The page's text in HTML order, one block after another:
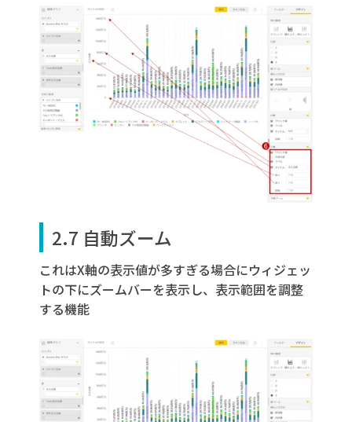
2.7 自動ズーム
これはX軸の表示値が多すぎる場合にウィジェッ
トの下にズームバーを表示し、表示範囲を調整
する機能